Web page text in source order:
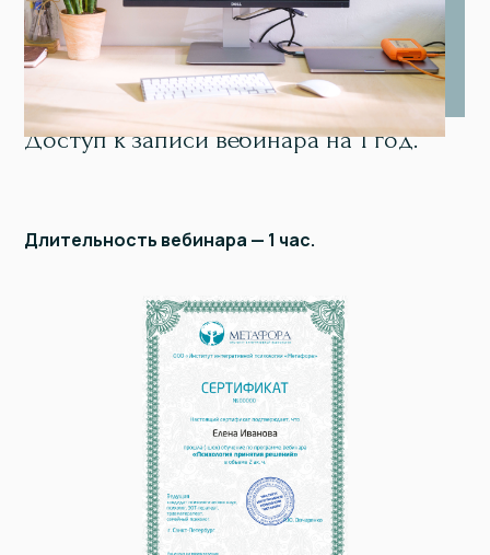
Доступ к записи вебинара на 1 год.
Длительность вебинара — 1 час.